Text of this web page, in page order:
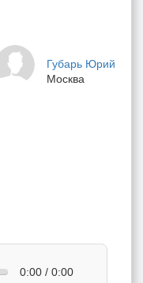
Губарь Юрий
Москва
0:00 / 0:00